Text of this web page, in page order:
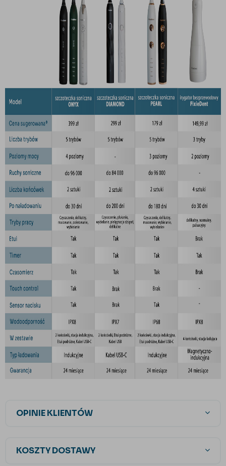
OPINIE KLIENTÓW
KOSZTY DOSTAWY